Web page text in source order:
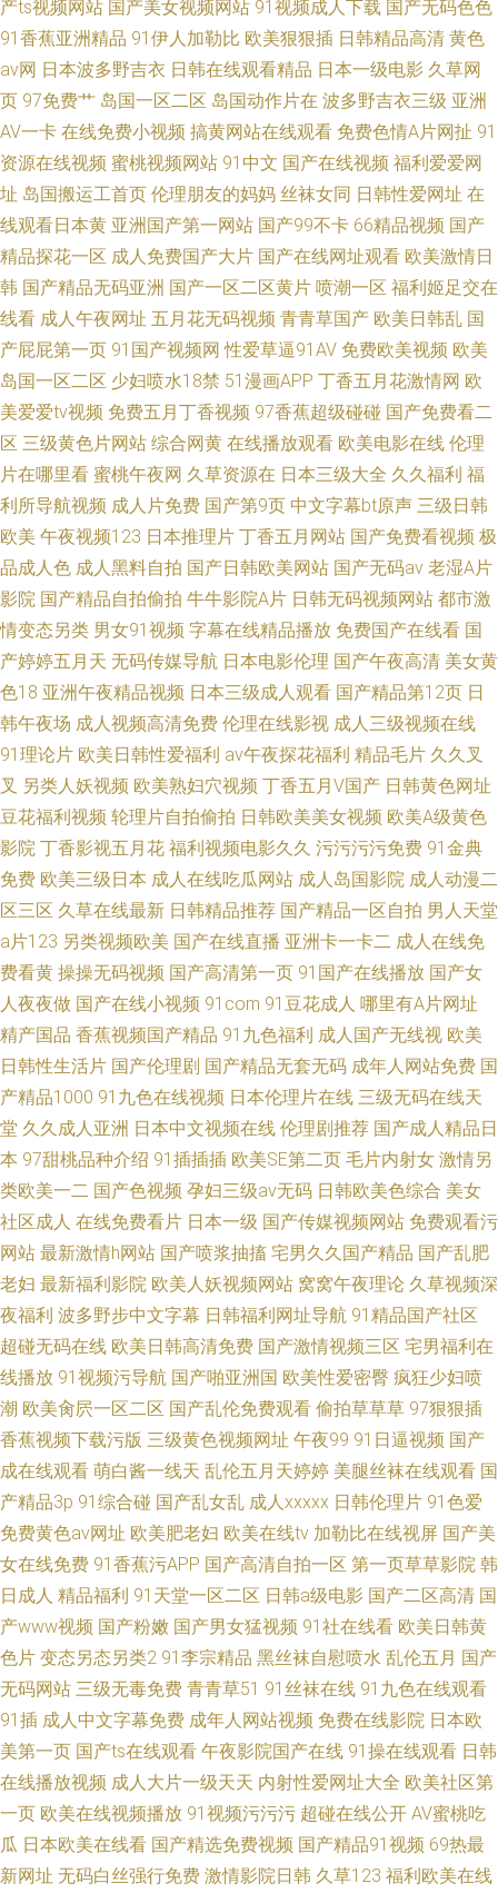
产ts视频网站 国产美女视频网站 91视频成人下载 国产无码色色
91香蕉亚洲精品 91伊人加勒比 欧美狠狠插 日韩精品高清 黄色
av网 日本波多野吉衣 日韩在线观看精品 日本一级电影 久草网
页 97免费艹 岛国一区二区 岛国动作片在 波多野吉衣三级 亚洲
AV一卡 在线免费小视频 搞黄网站在线观看 免费色情A片网扯 91
资源在线视频 蜜桃视频网站 91中文 国产在线视频 福利爱爱网
址 岛国搬运工首页 伦理朋友的妈妈 丝袜女同 日韩性爱网址 在
线观看日本黄 亚洲国产第一网站 国产99不卡 66精品视频 国产
精品探花一区 成人免费国产大片 国产在线网址观看 欧美激情日
韩 国产精品无码亚洲 国产一区二区黄片 喷潮一区 福利姬足交在
线看 成人午夜网址 五月花无码视频 青青草国产 欧美日韩乱 国
产屁屁第一页 91国产视频网 性爱草逼91AV 免费欧美视频 欧美
岛国一区二区 少妇喷水18禁 51漫画APP 丁香五月花激情网 欧
美爱爱tv视频 免费五月丁香视频 97香蕉超级碰碰 国产免费看二
区 三级黄色片网站 综合网黄 在线播放观看 欧美电影在线 伦理
片在哪里看 蜜桃午夜网 久草资源在 日本三级大全 久久福利 福
利所导航视频 成人片免费 国产第9页 中文字幕bt原声 三级日韩
欧美 午夜视频123 日本推理片 丁香五月网站 国产免费看视频 极
品成人色 成人黑料自拍 国产日韩欧美网站 国产无码av 老湿A片
影院 国产精品自拍偷拍 牛牛影院A片 日韩无码视频网站 都市激
情变态另类 男女91视频 字幕在线精品播放 免费国产在线看 国
产婷婷五月天 无码传媒导航 日本电影伦理 国产午夜高清 美女黄
色18 亚洲午夜精品视频 日本三级成人观看 国产精品第12页 日
韩午夜场 成人视频高清免费 伦理在线影视 成人三级视频在线
91理论片 欧美日韩性爱福利 av午夜探花福利 精品毛片 久久叉
叉 另类人妖视频 欧美熟妇穴视频 丁香五月V国产 日韩黄色网址
豆花福利视频 轮理片自拍偷拍 日韩欧美美女视频 欧美A级黄色
影院 丁香影视五月花 福利视频电影久久 污污污污免费 91金典
免费 欧美三级日本 成人在线吃瓜网站 成人岛国影院 成人动漫二
区三区 久草在线最新 日韩精品推荐 国产精品一区自拍 男人天堂
a片123 另类视频欧美 国产在线直播 亚洲卡一卡二 成人在线免
费看黄 操操无码视频 国产高清第一页 91国产在线播放 国产女
人夜夜做 国产在线小视频 91com 91豆花成人 哪里有A片网址
精产国品 香蕉视频国产精品 91九色福利 成人国产无线视 欧美
日韩性生活片 国产伦理剧 国产精品无套无码 成年人网站免费 国
产精品1000 91九色在线视频 日本伦理片在线 三级无码在线天
堂 久久成人亚洲 日本中文视频在线 伦理剧推荐 国产成人精品日
本 97甜桃品种介绍 91插插插 欧美SE第二页 毛片内射女 激情另
类欧美一二 国产色视频 孕妇三级av无码 日韩欧美色综合 美女
社区成人 在线免费看片 日本一级 国产传媒视频网站 免费观看污
网站 最新激情h网站 国产喷浆抽搐 宅男久久国产精品 国产乱肥
老妇 最新福利影院 欧美人妖视频网站 窝窝午夜理论 久草视频深
夜福利 波多野步中文字幕 日韩福利网址导航 91精品国产社区
超碰无码在线 欧美日韩高清免费 国产激情视频三区 宅男福利在
线播放 91视频污导航 国产啪亚洲国 欧美性爱密臀 疯狂少妇喷
潮 欧美肏屄一区二区 国产乱伦免费观看 偷拍草草草 97狠狠插
香蕉视频下载污版 三级黄色视频网址 午夜99 91日逼视频 国产
成在线观看 萌白酱一线天 乱伦五月天婷婷 美腿丝袜在线观看 国
产精品3p 91综合碰 国产乱女乱 成人xxxxx 日韩伦理片 91色爱
免费黄色av网址 欧美肥老妇 欧美在线tv 加勒比在线视屏 国产美
女在线免费 91香蕉污APP 国产高清自拍一区 第一页草草影院 韩
日成人 精品福利 91天堂一区二区 日韩a级电影 国产二区高清 国
产www视频 国产粉嫩 国产男女猛视频 91社在线看 欧美日韩黄
色片 变态另态另类2 91李宗精品 黑丝袜自慰喷水 乱伦五月 国产
无码网站 三级无毒免费 青青草51 91丝袜在线 91九色在线观看
91插 成人中文字幕免费 成年人网站视频 免费在线影院 日本欧
美第一页 国产ts在线观看 午夜影院国产在线 91操在线观看 日韩
在线播放视频 成人大片一级天天 内射性爱网址大全 欧美社区第
一页 欧美在线视频播放 91视频污污污 超碰在线公开 AV蜜桃吃
瓜 日本欧美在线看 国产精选免费视频 国产精品91视频 69热最
新网址 无码白丝强行免费 激情影院日韩 久草123 福利欧美在线